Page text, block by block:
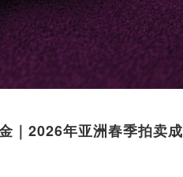
｜2026年亚洲春季拍卖成